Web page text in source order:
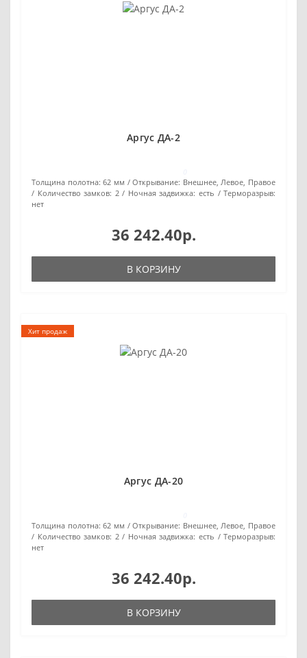
Аргус ДА-2
Толщина полотна: 62 мм Открывание: Внешнее, Левое, Правое
Количество замков: 2 Ночная задвижка: есть
Терморазрыв:
нет
36 242.40р.
В КОРЗИНУ
Хит продаж
Аргус ДА-20
Толщина полотна: 62 мм Открывание: Внешнее, Левое, Правое
Количество замков: 2 Ночная задвижка: есть
Терморазрыв:
нет
36 242.40р.
В КОРЗИНУ